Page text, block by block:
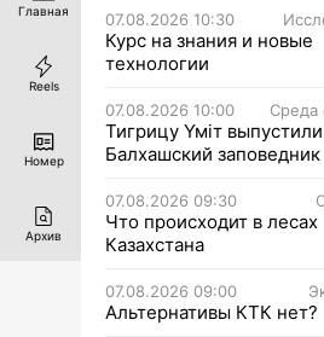
07.08.2026 10:30
Курс на знания и новые
технологии
07.08.2026 10:00 Среда
Тигрицу Үміт
Балхашский заповедник
07.08.2026 09:30
Что происходит в лесах
Казахстана
07.08.2026 09:00
Альтернативы КТК нет?
Главная
Reels
Номер
Архив